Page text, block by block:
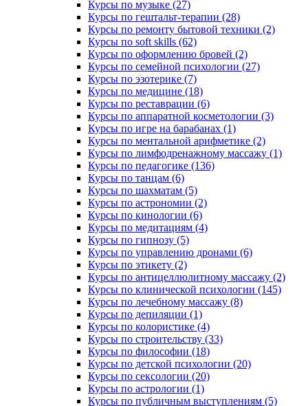
Курсы по музыке (27)
Курсы по гештальт-терапии (28)
Курсы по ремонту бытовой техники (2)
Курсы по soft skills (62)
Курсы по оформлению бровей (2)
Курсы по семейной психологии (27)
Курсы по эзотерике (7)
Курсы по медицине (18)
Курсы по реставрации (6)
Курсы по аппаратной косметологии (3)
Курсы по игре на барабанах (1)
Курсы по ментальной арифметике (2)
Курсы по лимфодренажному массажу (1)
Курсы по педагогике (136)
Курсы по танцам (6)
Курсы по шахматам (5)
Курсы по астрономии (2)
Курсы по кинологии (6)
Курсы по медитациям (4)
Курсы по гипнозу (5)
Курсы по управлению дронами (6)
Курсы по этикету (2)
Курсы по антицеллюлитному массажу (2)
Курсы по клинической психологии (145)
Курсы по лечебному массажу (8)
Курсы по депиляции (1)
Курсы по колористике (4)
Курсы по строительству (33)
Курсы по философии (18)
Курсы по детской психологии (20)
Курсы по сексологии (20)
Курсы по астрологии (1)
Курсы по публичным выступлениям (5)